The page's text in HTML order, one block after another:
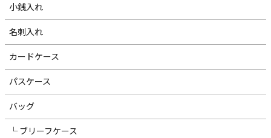
小銭入れ
名刺入れ
カードケース
パスケース
バッグ
└ ブリーフケース